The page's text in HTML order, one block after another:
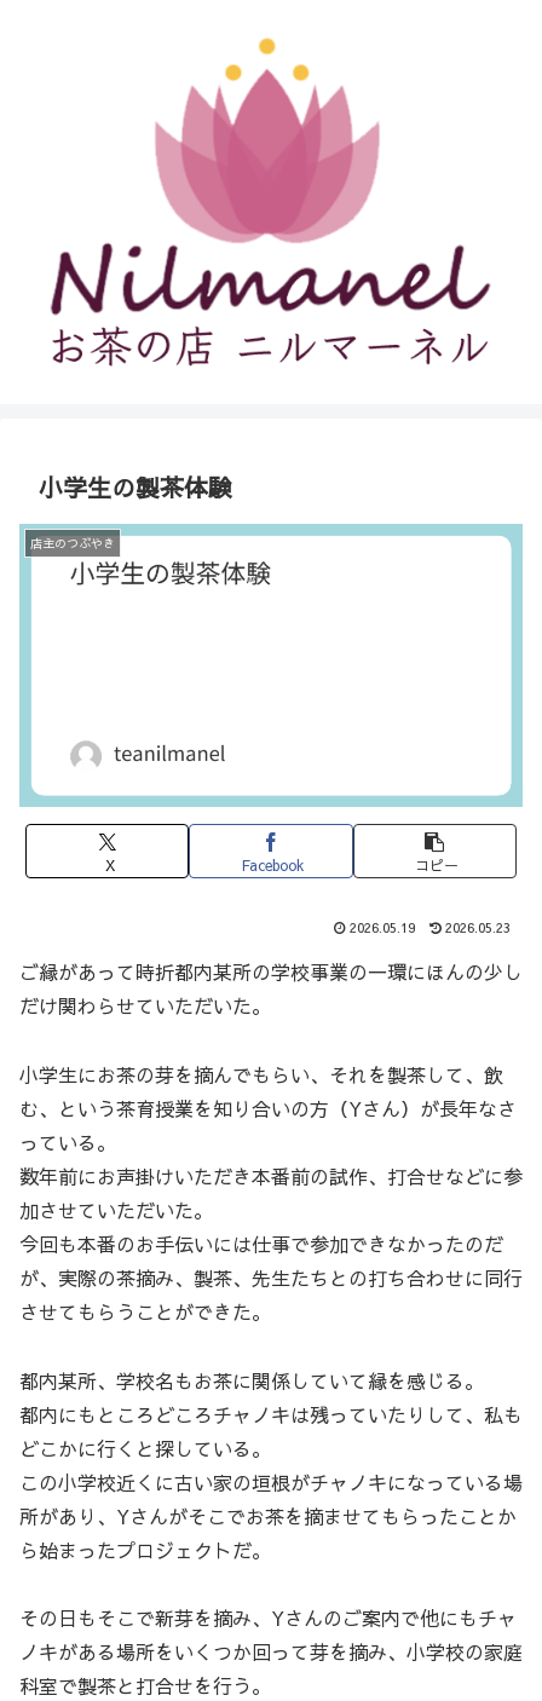
小学生の製茶体験
店主のつぶやき
X Facebook コピー
2026.05.19 2026.05.23
ご縁があって時折都内某所の学校事業の一環にほんの少し
だけ関わらせていただいた。
小学生にお茶の芽を摘んでもらい、それを製茶して、飲
む、という茶育授業を知り合いの方（Yさん）が長年なさ
っている。
数年前にお声掛けいただき本番前の試作、打合せなどに参
加させていただいた。
今回も本番のお手伝いには仕事で参加できなかったのだ
が、実際の茶摘み、製茶、先生たちとの打ち合わせに同行
させてもらうことができた。
都内某所、学校名もお茶に関係していて縁を感じる。
都内にもところどころチャノキは残っていたりして、私も
どこかに行くと探している。
この小学校近くに古い家の垣根がチャノキになっている場
所があり、Yさんがそこでお茶を摘ませてもらったことか
ら始まったプロジェクトだ。
その日もそこで新芽を摘み、Yさんのご案内で他にもチャ
ノキがある場所をいくつか回って芽を摘み、小学校の家庭
科室で製茶と打合せを行う。